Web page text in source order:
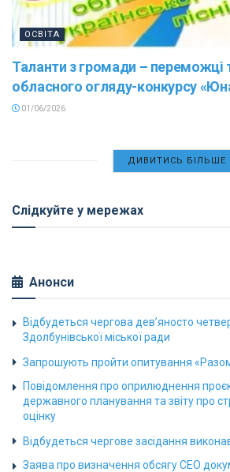
ОСВІТА
Таланти з громади – переможці
обласного огляду-конкурсу
01/06/2026
ДИВИТИСЬ БІЛЬШЕ
Слідкуйте у мережах
Анонси
Відбудеться чергова дев’яносто
Здолбунівської міської ради
Запрошують пройти опитування
Повідомлення про оприлюднення
державного планування та звіту про
оцінку
Відбудеться чергове засідання
Заява про визначення обсягу СЕО